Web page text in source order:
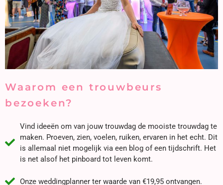
Waarom een trouwbeurs
bezoeken?
Vind ideeën om van jouw trouwdag de mooiste trouwdag te
maken. Proeven, zien, voelen, ruiken, ervaren in het echt. Dit
is allemaal niet mogelijk via een blog of een tijdschrift. Het
is net alsof het pinboard tot leven komt.
Onze weddingplanner ter waarde van €19,95 ontvangen.